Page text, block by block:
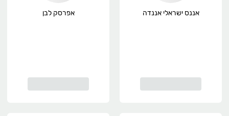
אננס ישראלי אננדה אפרסק לבן